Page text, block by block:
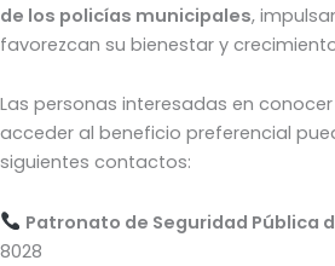
de los policías municipales,
favorezcan su bienestar y
Las personas interesadas en
acceder al beneficio preferencial
siguientes contactos:
Patronato de Seguridad Pública
8028